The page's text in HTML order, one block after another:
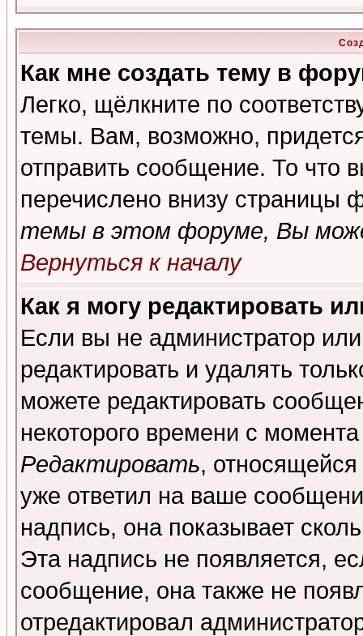
Как мне создать тему в
Легко, щёлкните по
темы. Вам, возможно,
отправить сообщение. То что
перечислено внизу страницы
темы в этом форуме, Вы
Вернуться к началу
Как я могу редактировать
Если вы не администратор
редактировать и удалять
можете редактировать
некоторого времени с
Редактировать,
уже ответил на ваше
надпись, она показывает
Эта надпись не появляется,
сообщение, она также не
отредактировал